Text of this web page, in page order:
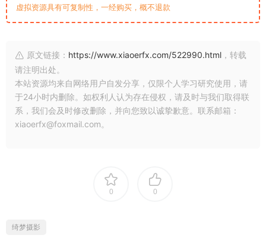
虚拟资源具有可复制性，一经购买，概不退款
原文链接： https://www.xiaoerfx.com/522990.html ，转载
请注明出处。
本站资源均来自网络用户自发分享，仅限个人学习研究使用，请
于24小时内删除。如权利人认为存在侵权，请及时与我们取得联
系，我们会及时修改删除，并向您致以诚挚歉意。联系邮箱：
xiaoerfx@foxmail.com。
0 0
绮梦摄影